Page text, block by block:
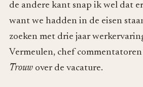
de andere kant snap ik wel dat
want we hadden in de eisen
zoeken met drie jaar
Vermeulen, chef
Trouw over de vacature.